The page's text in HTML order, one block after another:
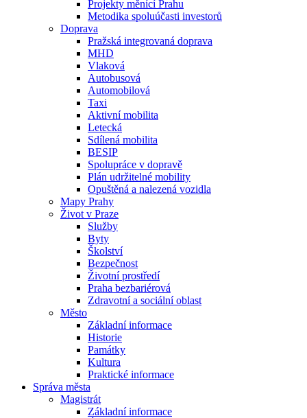
Projekty měnící Prahu
Metodika spoluúčasti investorů
Doprava
Pražská integrovaná doprava
MHD
Vlaková
Autobusová
Automobilová
Taxi
Aktivní mobilita
Letecká
Sdílená mobilita
BESIP
Spolupráce v dopravě
Plán udržitelné mobility
Opuštěná a nalezená vozidla
Mapy Prahy
Život v Praze
Služby
Byty
Školství
Bezpečnost
Životní prostředí
Praha bezbariérová
Zdravotní a sociální oblast
Město
Základní informace
Historie
Památky
Kultura
Praktické informace
Správa města
Magistrát
Základní informace